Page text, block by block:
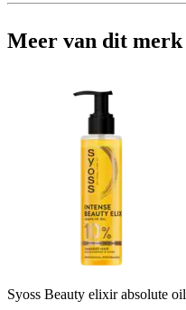
Meer van dit merk
Syoss Beauty elixir absolute oil